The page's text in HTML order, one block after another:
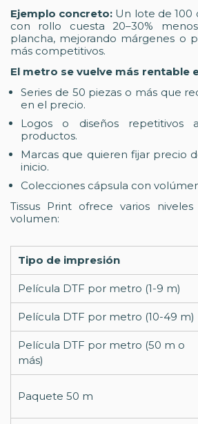
Ejemplo concreto: Un lote de 100
con rollo cuesta 20–30%
plancha, mejorando márgenes o
más competitivos.
El metro se vuelve más rentable
Series de 50 piezas o más que
en el precio.
Logos o diseños repetitivos
productos.
Marcas que quieren fijar precio
inicio.
Colecciones cápsula con
Tissus Print ofrece varios
volumen:
Tipo de impresión
Película DTF por metro (1-9 m)
Película DTF por metro (10-49 m)
Película DTF por metro (50 m o
más)
Paquete 50 m